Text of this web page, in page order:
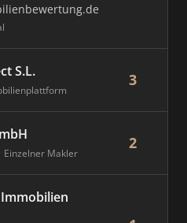
S.L. 3
Einzelner Makler
2